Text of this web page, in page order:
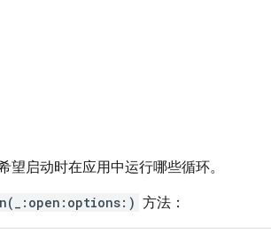
启动时在应用中运行哪些循环。
方法：